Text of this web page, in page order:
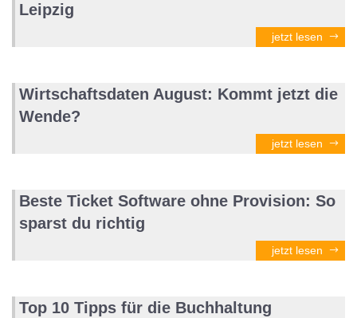
Leipzig
jetzt lesen
Wirtschaftsdaten August: Kommt jetzt die
Wende?
jetzt lesen
Beste Ticket Software ohne Provision: So
sparst du richtig
jetzt lesen
Top 10 Tipps für die Buchhaltung